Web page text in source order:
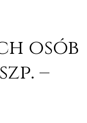
osób
–